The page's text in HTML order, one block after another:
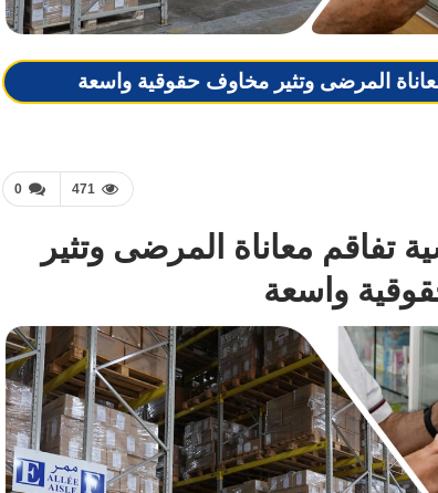
معاناة المرضى وتثير مخاوف حقوقية واسعة
0 471
تفاقم معاناة المرضى وتثير
واسعة